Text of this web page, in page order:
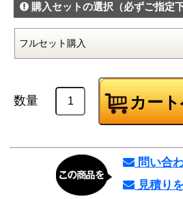
購入セットの選択 （必ずご指定
数量
問い合
見積り